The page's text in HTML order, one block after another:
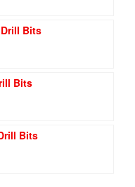
Drill Bits
Bits
Bits